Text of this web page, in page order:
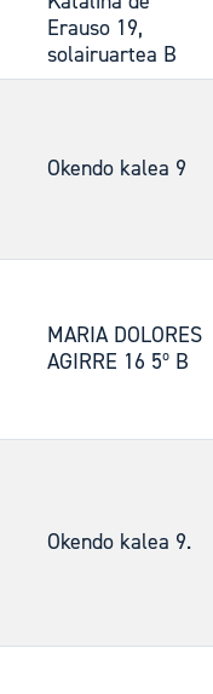
Erauso 19,
solairuartea B
Okendo kalea 9
MARIA DOLORES
AGIRRE 16 5º B
Okendo kalea 9.